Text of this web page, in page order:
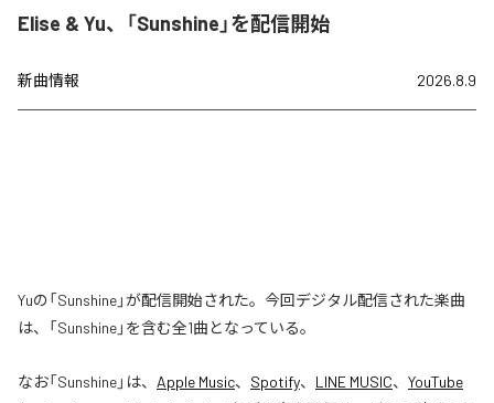
Elise & Yu、「Sunshine」を配信開始
新曲情報 2026.8.9
Yuの「Sunshine」が配信開始された。今回デジタル配信された楽曲
は、「Sunshine」を含む全1曲となっている。
なお「Sunshine」は、 Apple Music、 Spotify、 LINE MUSIC、 YouTube